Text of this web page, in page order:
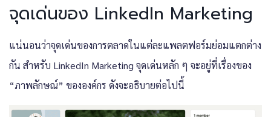
จุดเด่นของ LinkedIn Marketing
แน่นอนว่าจุดเด่นของการตลาดในแต่ละแพลตฟอร์มย่อมแตกต่าง
กัน สำหรับ LinkedIn Marketing จุดเด่นหลัก ๆ จะอยู่ที่เรื่องของ
“ภาพลักษณ์” ขององค์กร ดังจะอธิบายต่อไปนี้